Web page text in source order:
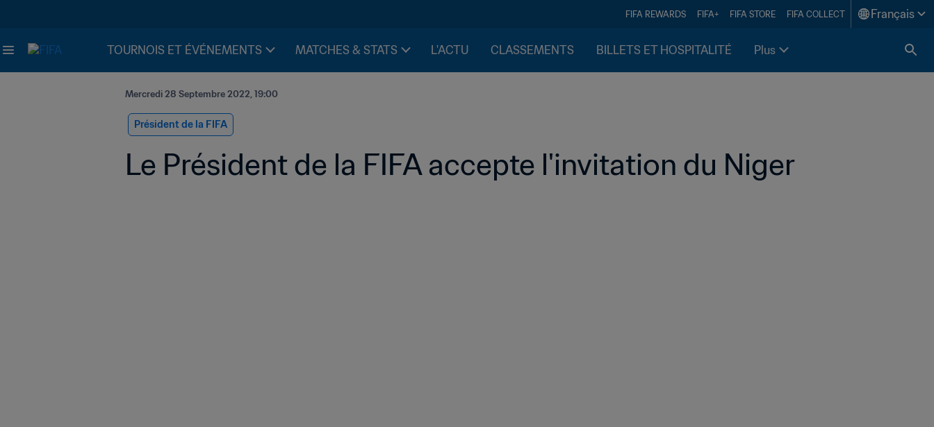
FIFA REWARDS FIFA+ FIFA STORE FIFA COLLECT Français
TOURNOIS ET ÉVÉNEMENTS MATCHES & STATS L'ACTU CLASSEMENTS BILLETS ET HOSPITALITÉ Plus
Mercredi 28 Septembre 2022, 19:00
Président de la FIFA
Le Président de la FIFA accepte l'invitation du Niger